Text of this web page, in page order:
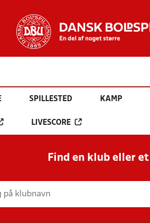
SPILLESTED KAMP
LIVESCORE
Find en klub eller